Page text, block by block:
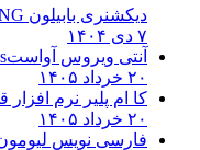
دیکشنری بابیلون NG - فرهنگ لغت کامپیوتر
آنتی ویروس آواست
۲۰ خرداد ۱۴۰۵
کا ام پلیر نرم
۲۰ خرداد ۱۴۰۵
فارسی نویس لیومون